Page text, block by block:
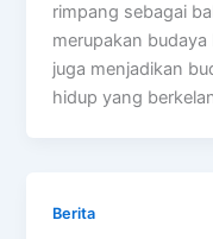
rimpang sebagai
merupakan
juga menjadikan
hidup yang
Berita